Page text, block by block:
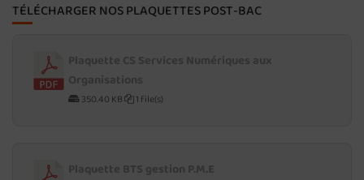
TÉLÉCHARGER NOS PLAQUETTES POST-BAC
350.40 KB 1 file(s)